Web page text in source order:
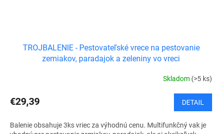
TROJBALENIE - Pestovateľské vrece na pestovanie
zemiakov, paradajok a zeleniny vo vreci
Skladom (>5 ks)
€29,39 DETAIL
Balenie obsahuje 3ks vriec za výhodnú cenu. Multifunkčný vak je